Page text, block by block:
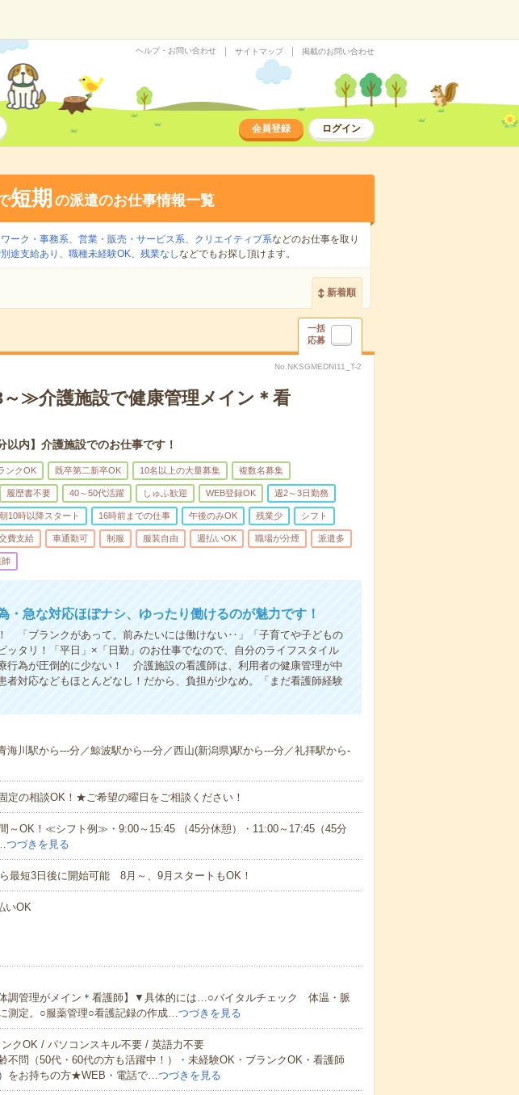
ヘルプ・お問い合わせ サイトマップ 掲載のお問い合わせ
会員登録 ログイン
短期 の派遣のお仕事情報一覧
ーク・事務系、 営業・販売・サービス系、 クリエイティブ系などのお仕事を取り
途支給あり 、 職種未経験OK、 残業なしなどでもお探し頂けます。
新着順
一括
応募
No.NKSGMEDNI11_T-2
～≫介護施設で健康管理メイン＊看
以内】介護施設でのお仕事です！
ンクOK 既卒第二新卒OK 10名以上の大量募集 複数名募集
履歴書不要 40～50代活躍 しゅふ歓迎 WEB登録OK 週2～3日勤務
朝10時以降スタート 16時前までの仕事 午後のみOK 残業少 シフト
費支給 車通勤可 制服 服装自由 週払いOK 職場が分煙 派遣多
・急な対応ほぼナシ、ゆったり働けるのが魅力です！
「ブランクがあって、前みたいには働けない‥」「子育てや子どもの
タリ！「平日」×「日勤」のお仕事でなので、自分のライフスタイル
行為が圧倒的に少ない！ 介護施設の看護師は、利用者の健康管理が中
者対応などもほとんどなし！だから、負担が少なめ。「まだ看護師経験
海川駅から---分／鯨波駅から---分／西山(新潟県)駅から---分／礼拝駅から-
定の相談OK！★ご希望の曜日をご相談ください！
間～OK！≪シフト例≫・9:00～15:45 （45分休憩）・11:00～17:45（45分
つづきを見る
最短3日後に開始可能 8月～、9月スタートもOK！
いOK
体調管理がメイン＊看護師】▼具体的には…○バイタルチェック 体温・脈
測定。○服薬管理○看護記録の作成…つづきを見る
クOK / パソコンスキル不要 / 英語力不要
問（50代・60代の方も活躍中！）・未経験OK・ブランクOK・看護師
をお持ちの方★WEB・電話で…つづきを見る